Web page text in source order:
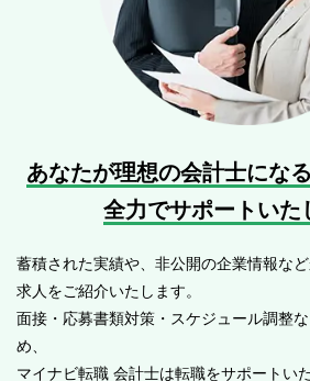
あなたが理想の会計士になる
全力でサポートいた
蓄積された実績や、非公開の企業情報な
求人をご紹介いたします。
面接・応募書類対策・スケジュール調整
め、
マイナビ転職 会計士は転職をサポートい